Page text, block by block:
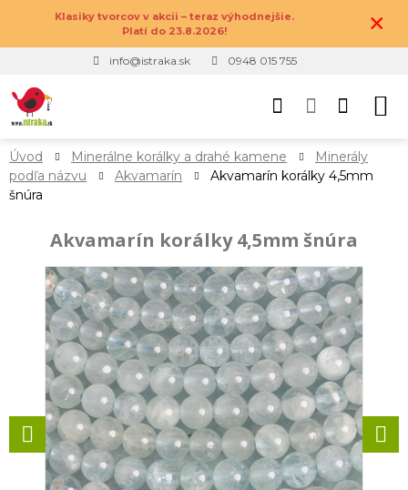
Klasiky tvorcov v akcii – teraz výhodnejšie.
Platí do 23.8.2026!
×
info@istraka.sk 0948 015 755
Úvod Minerálne korálky a drahé kamene
Minerály
podľa názvu
Akvamarín
Akvamarín korálky 4,5mm
šnúra
Akvamarín korálky 4,5mm šnúra